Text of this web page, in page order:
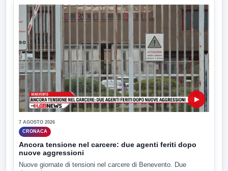
▶
7 AGOSTO 2026
CRONACA
Ancora tensione nel carcere: due agenti feriti dopo
nuove aggressioni
Nuove giornate di tensioni nel carcere di Benevento. Due